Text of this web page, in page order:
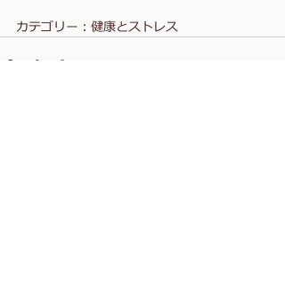
カテゴリー：健康とストレス